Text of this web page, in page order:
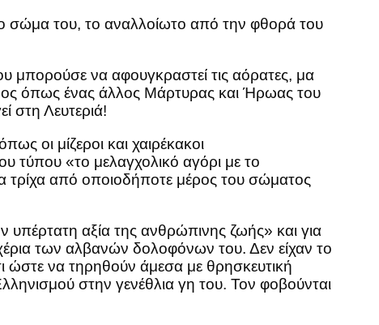
σώμα του, το αναλλοίωτο από την φθορά του
μπορούσε να αφουγκραστεί τις αόρατες, μα
όπως ένας άλλος Μάρτυρας και Ήρωας του
στη Λευτεριά!
οι μίζεροι και χαιρέκακοι
τύπου «το μελαγχολικό αγόρι με το
τρίχα από οποιοδήποτε μέρος του σώματος
υπέρτατη αξία της ανθρώπινης ζωής» και για
των αλβανών δολοφόνων του. Δεν είχαν το
ώστε να τηρηθούν άμεσα με θρησκευτική
στην γενέθλια γη του. Τον φοβούνται